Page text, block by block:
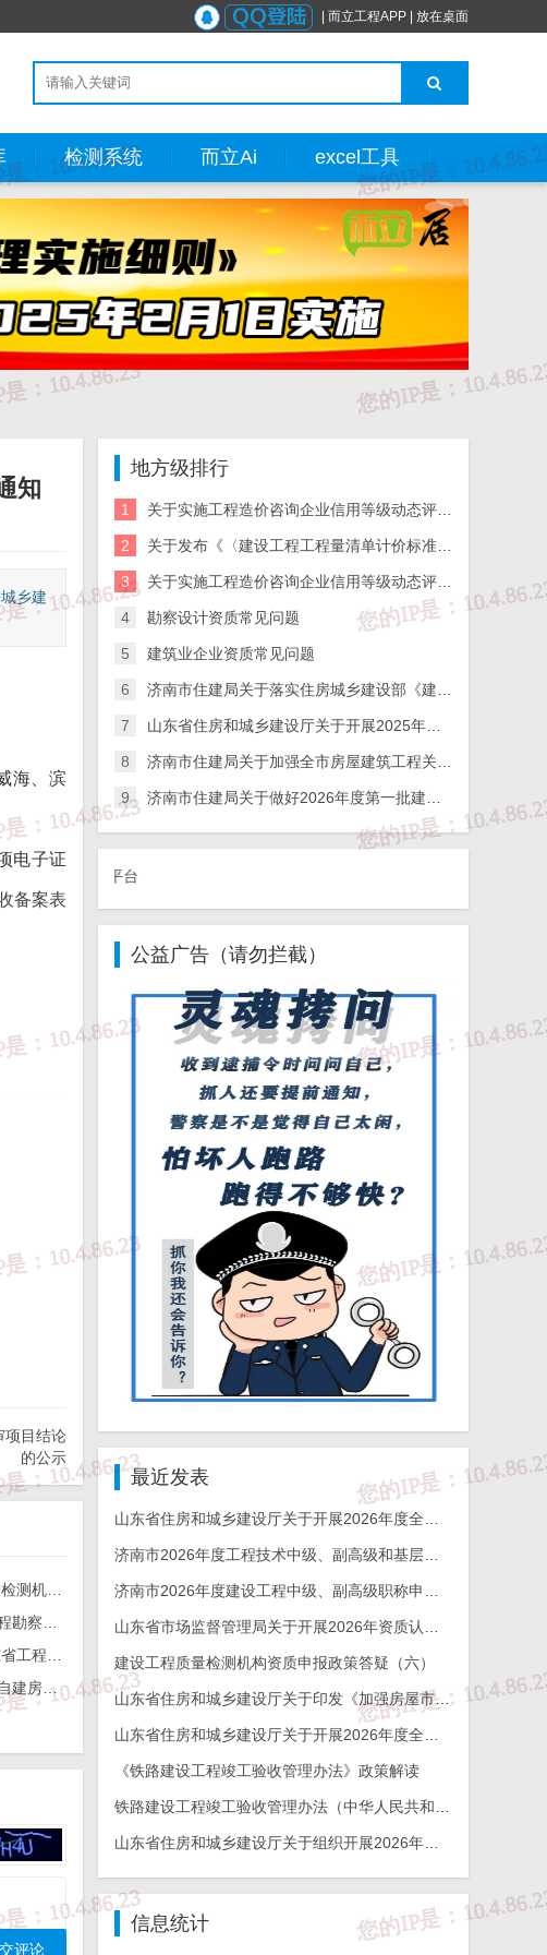
而立工程APP 放在桌面
检测系统 而立Ai excel工具
知
乡建
海、滨
电子证
备案表
面实行
收备案
码规则
。
业务信
证照信
事场景
。
组织保
下，制
管理权
省住房
项目结论
的公示
山东省市场监督管理局关于开展2026年资质认定检验检测机构能力验证工作的通知
重磅落地！山东发布装配式农房建设技术导则，农村自建房迎来标准化新时代
地方级排行
1 关于实施工程造价咨询企业信用等级动态评价的通知
2 关于发布《〈建设工程工程量清单计价标准〉实施指引》的通知
3 关于实施工程造价咨询企业信用等级动态评价的通知
4 勘察设计资质常见问题
5 建筑业企业资质常见问题
6 济南市住建局关于落实住房城乡建设部《建筑施工企业、工程项目安全生产管理机构设置及安全生产管理人员配备办法》的通知
7 山东省住房和城乡建设厅关于开展2025年度全省检测机构第二次能力验证工作的通知
8 济南市住建局关于加强全市房屋建筑工程关键岗位人员到岗履职数字化监管的通知
9 济南市住建局关于做好2026年度第一批建筑施工企业安全生产管理人员考试报名工作的通知
公益广告（请勿拦截）
最近发表
济南市2026年度工程技术中级、副高级和基层工程技术高级职称申报评审的通知
建设工程质量检测机构资质申报政策答疑（六）
山东省住房和城乡建设厅关于印发《加强房屋市政工程勘察全链条管理实施方案》的通知
《铁路建设工程竣工验收管理办法》政策解读
山东省住房和城乡建设厅关于组织开展2026年度山东省工程建设泰山杯奖申报工作的通知
信息统计